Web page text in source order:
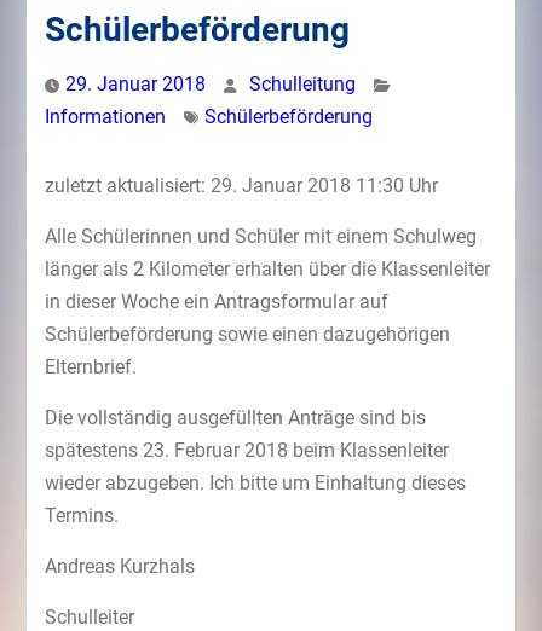
Schülerbeförderung
29. Januar 2018
Schulleitung
Informationen
Schülerbeförderung
zuletzt aktualisiert: 29. Januar 2018 11:30 Uhr
Alle Schülerinnen und Schüler mit einem Schulweg
länger als 2 Kilometer erhalten über die Klassenleiter
in dieser Woche ein Antragsformular auf
Schülerbeförderung sowie einen dazugehörigen
Elternbrief.
Die vollständig ausgefüllten Anträge sind bis
spätestens 23. Februar 2018 beim Klassenleiter
wieder abzugeben. Ich bitte um Einhaltung dieses
Termins.
Andreas Kurzhals
Schulleiter